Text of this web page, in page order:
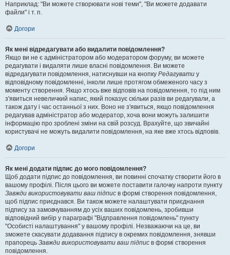
Наприклад: "Ви можете створювати нові теми", "Ви можете додавати
файли" і т. п.
Догори
Як мені відредагувати або видалити повідомлення?
Якщо ви не є адміністратором або модератором форуму, ви можете
редагувати і видаляти лише власні повідомлення. Ви можете
відредагувати повідомлення, натиснувши на кнопку Редагувати у
відповідному повідомленні, інколи лише протягом обмеженого часу з
моменту створення. Якщо хтось вже відповів на повідомлення, то під ним
з'явиться невеличкий напис, який показує скільки разів ви редагували, а
також дату і час останньої з них. Воно не з'явиться, якщо повідомлення
редагував адміністратор або модератор, хоча вони можуть залишити
інформацію про зроблені зміни на свій розсуд. Врахуйте, що звичайні
користувачі не можуть видалити повідомлення, на яке вже хтось відповів.
Догори
Як мені додати підпис до мого повідомлення?
Щоб додати підпис до повідомлення, ви повинні спочатку створити його в
вашому профілі. Після цього ви можете поставити галочку напроти пункту
Завжди використовувати ваш підпис в формі створення повідомлення,
щоб підпис приєднався. Ви також можете налаштувати приєднання
підпису за замовчуванням до усіх ваших повідомлень, зробивши
відповідний вибір у параграфі "Відправлення повідомлень" пункту
"Особисті налаштування" у вашому профілі. Незважаючи на це, ви
зможете скасувати додавання підпису в окремих повідомлення, знявши
прапорець Завжди використовувати ваш підпис в формі створення
повідомлення.